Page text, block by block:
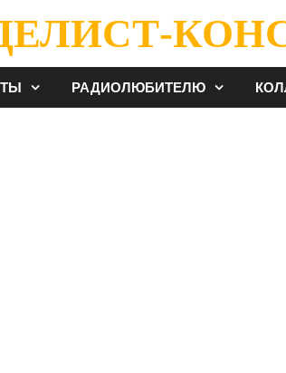
РАДИОЛЮБИТЕЛЮ